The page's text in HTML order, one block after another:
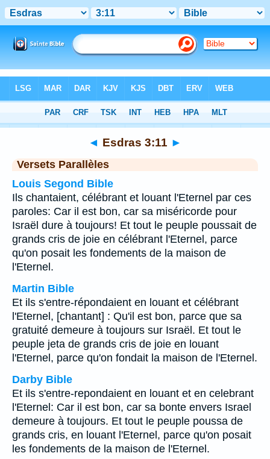
Chapitre 3> Verset 11
◄ Esdras 3:11 ►
Versets Parallèles
Louis Segond Bible
Ils chantaient, célébrant et louant l'Eternel par ces
paroles: Car il est bon, car sa miséricorde pour
Israël dure à toujours! Et tout le peuple poussait de
grands cris de joie en célébrant l'Eternel, parce
qu'on posait les fondements de la maison de
l'Eternel.
Martin Bible
Et ils s'entre-répondaient en louant et célébrant
l'Eternel, [chantant] : Qu'il est bon, parce que sa
gratuité demeure à toujours sur Israël. Et tout le
peuple jeta de grands cris de joie en louant
l'Eternel, parce qu'on fondait la maison de l'Eternel.
Darby Bible
Et ils s'entre-repondaient en louant et en celebrant
l'Eternel: Car il est bon, car sa bonte envers Israel
demeure à toujours. Et tout le peuple poussa de
grands cris, en louant l'Eternel, parce qu'on posait
les fondements de la maison de l'Eternel.